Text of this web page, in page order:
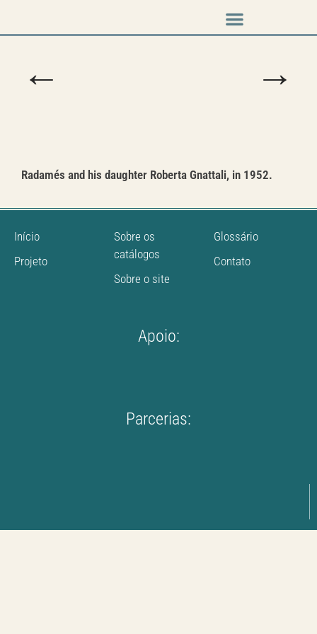
← →
Radamés and his daughter Roberta Gnattali, in 1952.
Início
Projeto
Sobre os
catálogos
Sobre o site
Glossário
Contato
Apoio:
Parcerias: